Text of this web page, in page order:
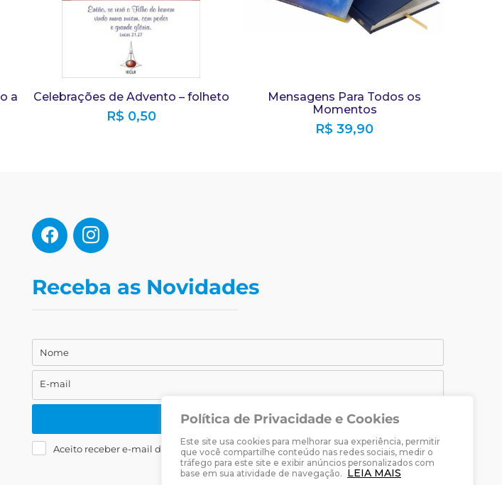
Política de Privacidade e Cookies
Este site usa cookies para melhorar sua experiência, permitir
que você compartilhe conteúdo nas redes sociais, medir o
tráfego para este site e exibir anúncios personalizados com
base em sua atividade de navegação. LEIA MAIS
a
Celebrações de Advento – folheto
R$ 0,50
Mensagens Para Todos os
Momentos
R$ 39,90
Receba as Novidades
Nome
Nome
E-
mail
E-mail
CADASTRAR-SE
Aceito receber e-mail da Livraria Martin Luther.